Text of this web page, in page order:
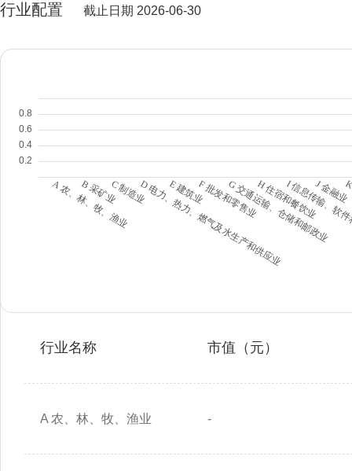
行业配置 截止日期 2026-06-30
行业名称 市值（元）
A 农、林、牧、渔业 -